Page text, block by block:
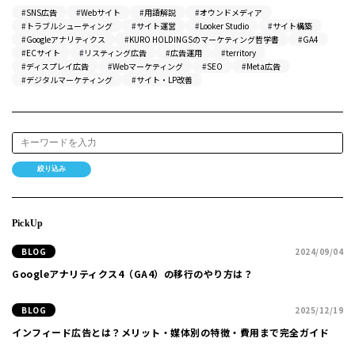
SNS広告 Webサイト 用語解説
オウンドメディア
トラブルシューティング
サイト運営 Looker Studio
サイト構築
Googleアナリティクス
KURO HOLDINGSのマーケティング哲学書
GA4
ECサイト
リスティング広告 広告運用
territory
ディスプレイ広告
Webマーケティング SEO
Meta広告
デジタルマーケティング
サイト・LP改善
絞り込み
PickUp
BLOG 2024/09/04
Googleアナリティクス4（GA4）の移行のやり方は？
BLOG 2025/12/19
インフィード広告とは？メリット・媒体別の特徴・費用まで完全ガイド